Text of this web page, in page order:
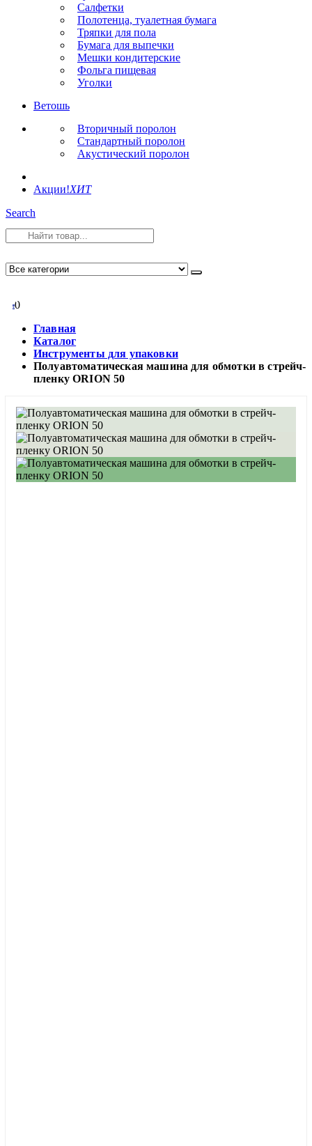
Салфетки
Полотенца, туалетная бумага
Тряпки для пола
Бумага для выпечки
Мешки кондитерские
Фольга пищевая
Уголки
Ветошь
Вторичный поролон
Стандартный поролон
Акустический поролон
Акции!ХИТ
Search
00
Главная
Каталог
Инструменты для упаковки
Полуавтоматическая машина для обмотки в стрейч-
пленку ORION 50